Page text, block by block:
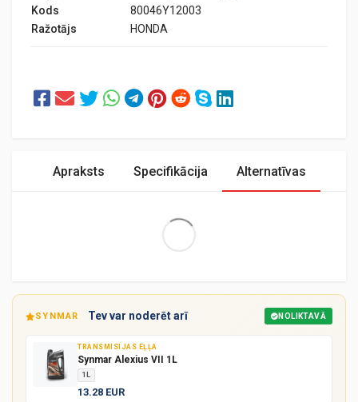
Kods
80046Y12003
Ražotājs
HONDA
Apraksts Specifikācija Alternatīvas
SYNMAR Tev var noderēt arī NOLIKTAVĀ
TRANSMISIJAS EĻĻA
Synmar Alexius VII 1L
1L
13.28 EUR